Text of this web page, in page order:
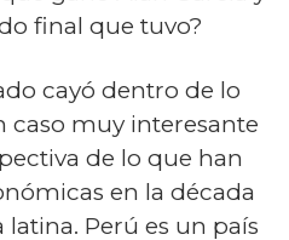
final que tuvo?
cayó dentro de lo
caso muy interesante
de lo que han
en la década
Perú es un país